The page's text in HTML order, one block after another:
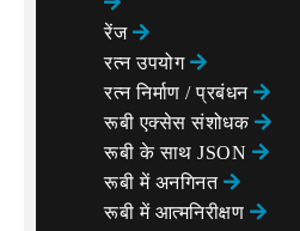
रेंज
रत्न उपयोग
रत्न निर्माण / प्रबंधन
रूबी एक्सेस संशोधक
रूबी के साथ JSON
रूबी में अनगिनत
रूबी में आत्मनिरीक्षण